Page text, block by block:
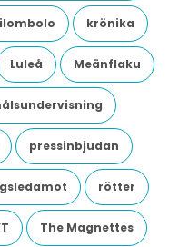
krönika
Luleå Meänflaku
pressinbjudan
rötter
The Magnettes